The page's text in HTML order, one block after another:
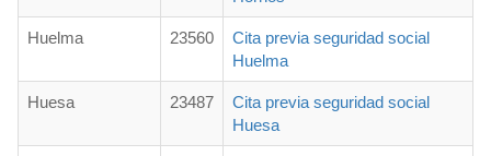
Huelma 23560
Cita previa seguridad social
Huelma
Huesa 23487
Cita previa seguridad social
Huesa